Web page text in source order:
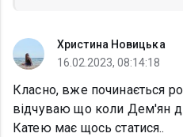
Христина Новицька
16.02.2023, 08:14:18
Класно, вже починається
відчуваю що коли Дем'ян
Катею має щось статися..